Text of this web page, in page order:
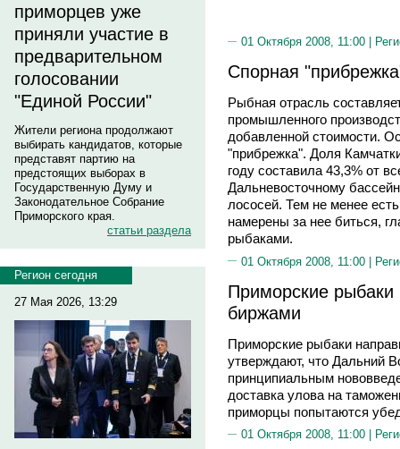
приморцев уже
приняли участие в
предварительном
голосовании
"Единой России"
Жители региона продолжают
выбирать кандидатов, которые
представят партию на
предстоящих выборах в
Государственную Думу и
Законодательное Собрание
Приморского края.
статьи раздела
Регион сегодня
27 Мая 2026, 13:29
01 Октября 2008, 11:00 |
Спорная
Рыбная отрасль
промышленного
добавленной стоимости.
"прибрежка". Доля
году составила 43,3% от
Дальневосточному
лососей. Тем не менее
намерены за нее биться,
рыбаками.
01 Октября 2008, 11:00 |
Приморские рыбаки
биржами
Приморские рыбаки
утверждают, что Дальний
принципиальным
доставка улова на
приморцы попытаются
01 Октября 2008, 11:00 |